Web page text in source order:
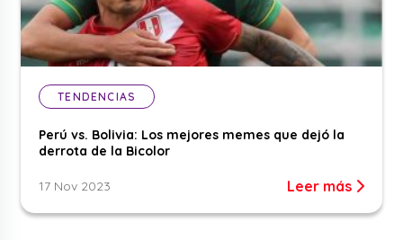
TENDENCIAS
Perú vs. Bolivia: Los mejores memes que dejó la
derrota de la Bicolor
17 Nov 2023 Leer más